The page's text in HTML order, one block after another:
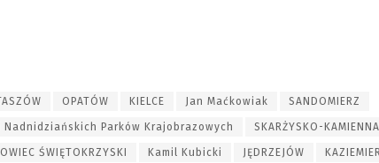
OPATÓW KIELCE Jan Maćkowiak SANDOMIERZ
Parków Krajobrazowych SKARŻYSKO-KAMIENNA
ŚWIĘTOKRZYSKI Kamil Kubicki JĘDRZEJÓW